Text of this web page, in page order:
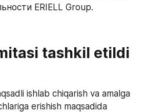
ERIELL Group.
tashkil etildi
ishlab chiqarish va amalga
erishish maqsadida